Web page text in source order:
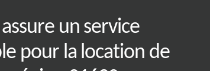
un service
pour la location de